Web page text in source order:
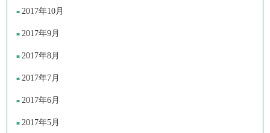
2017年10月
2017年9月
2017年8月
2017年7月
2017年6月
2017年5月